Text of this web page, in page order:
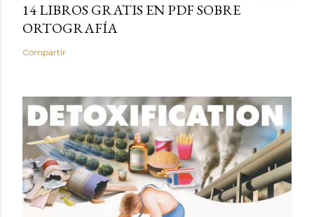
14 LIBROS GRATIS EN PDF SOBRE
ORTOGRAFÍA
Compartir